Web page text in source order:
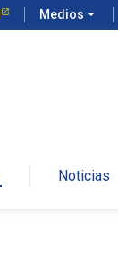
Medios arrow_drop_down
Noticias